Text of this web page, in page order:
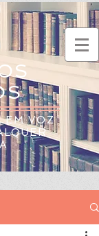
EM VOZ